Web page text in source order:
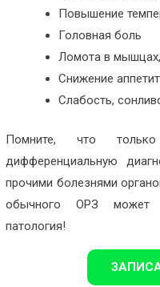
Повышение
Головная боль
Ломота в мышцах,
Снижение
Слабость,
Помните, что
дифференциальную
прочими болезнями
обычного ОРЗ может
патология!